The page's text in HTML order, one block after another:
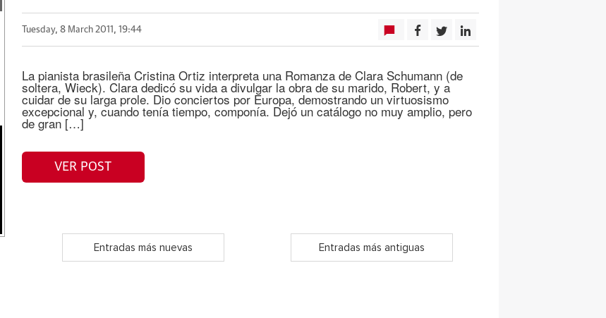
Tuesday, 8 March 2011, 19:44
La pianista brasileña Cristina Ortiz interpreta una Romanza de Clara Schumann (de
soltera, Wieck). Clara dedicó su vida a divulgar la obra de su marido, Robert, y a
cuidar de su larga prole. Dio conciertos por Europa, demostrando un virtuosismo
excepcional y, cuando tenía tiempo, componía. Dejó un catálogo no muy amplio, pero
de gran […]
VER POST
Entradas más nuevas Entradas más antiguas